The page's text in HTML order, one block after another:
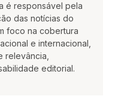
é responsável pela
das notícias do
foco na cobertura
e internacional,
relevância,
editorial.